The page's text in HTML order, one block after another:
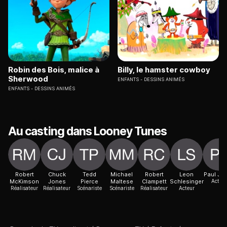
Robin des Bois, malice à
Sherwood
ENFANTS DESSINS ANIMÉS
Billy, le hamster cowboy
ENFANTS DESSINS ANIMÉS
Au casting dans Looney Tunes
Robert
McKimson
Réalisateur
Chuck
Jones
Réalisateur
Tedd
Pierce
Scénariste
Michael
Maltese
Scénariste
Robert
Clampett
Réalisateur
Leon
Schlesinger
Acteur
Paul
Acteur